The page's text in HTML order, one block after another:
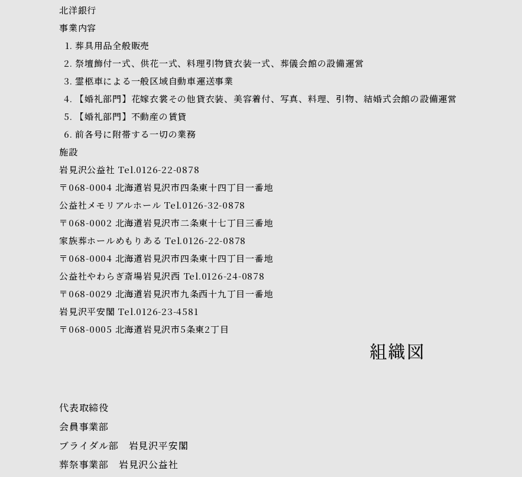
北洋銀行
事業内容
葬具用品全般販売
祭壇飾付一式、供花一式、料理引物貸衣装一式、葬儀会館の設備運営
霊柩車による一般区域自動車運送事業
【婚礼部門】花嫁衣裳その他貸衣装、美容着付、写真、料理、引物、結婚式会館の設備運営
【婚礼部門】不動産の賃貸
前各号に附帯する一切の業務
施設
岩見沢公益社 Tel.0126-22-0878
〒068-0004 北海道岩見沢市四条東十四丁目一番地
公益社メモリアルホール Tel.0126-32-0878
〒068-0002 北海道岩見沢市二条東十七丁目三番地
家族葬ホールめもりある Tel.0126-22-0878
〒068-0004 北海道岩見沢市四条東十四丁目一番地
公益社やわらぎ斎場岩見沢西 Tel.0126-24-0878
〒068-0029 北海道岩見沢市九条西十九丁目一番地
岩見沢平安閣 Tel.0126-23-4581
〒068-0005 北海道岩見沢市5条東2丁目
組織図
代表取締役
会員事業部
ブライダル部 岩見沢平安閣
葬祭事業部 岩見沢公益社